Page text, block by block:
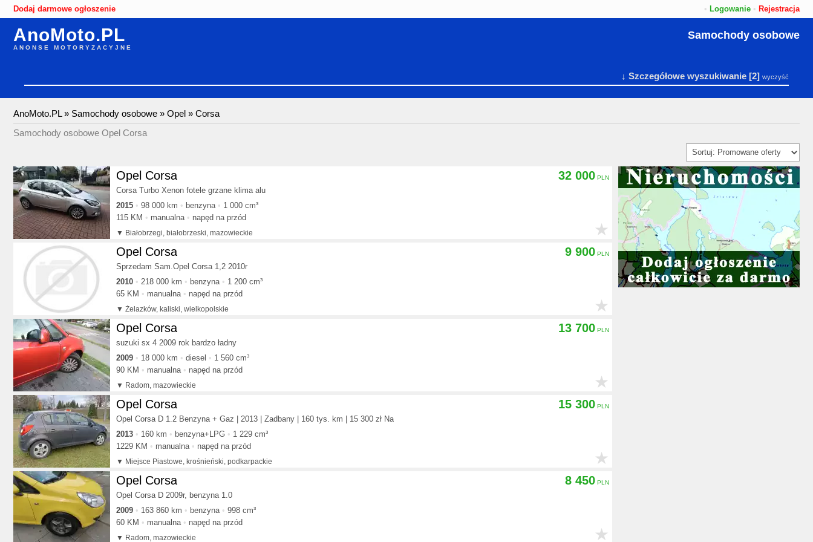
Dodaj darmowe ogłoszenie • Logowanie • Rejestracja
AnoMoto.PL
ANONSE MOTORYZACYJNE
Samochody osobowe
↓ Szczegółowe wyszukiwanie[2] wyczyść
AnoMoto.PL» Samochody osobowe » Opel » Corsa
Samochody osobowe Opel Corsa
Opel Corsa
Corsa Turbo Xenon fotele grzane klima alu
2015
98 000 km benzyna
1 000 cm³
115 KM
manualna napęd na przód
Białobrzegi, białobrzeski, mazowieckie
32 000
★
Opel Corsa
Sprzedam Sam.Opel Corsa 1,2 2010r
2010
218 000 km benzyna
1 200 cm³
65 KM
manualna napęd na przód
Żelazków, kaliski, wielkopolskie
9 900
Opel Corsa
suzuki sx 4 2009 rok bardzo ładny
2009
18 000 km diesel
1 560 cm³
90 KM
manualna napęd na przód
Radom, mazowieckie
13 700
Opel Corsa
Opel Corsa D 1.2 Benzyna + Gaz | 2013 | Zadbany | 160 tys. km | 15 300 zł Na
2013
160 km benzyna+LPG
1 229 cm³
1229 KM
manualna napęd na przód
Miejsce Piastowe, krośnieński, podkarpackie
15 300
Opel Corsa
Opel Corsa D 2009r, benzyna 1.0
2009
163 860 km benzyna
998 cm³
60 KM
manualna napęd na przód
Radom, mazowieckie
8 450